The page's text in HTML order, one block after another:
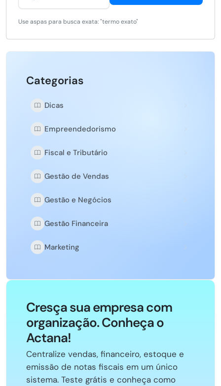
Use aspas para busca exata: "termo exato"
Categorias
Dicas
Empreendedorismo
Fiscal e Tributário
Gestão de Vendas
Gestão e Negócios
Gestão Financeira
Marketing
Cresça sua empresa com
organização. Conheça o
Actana!
Centralize vendas, financeiro, estoque e
emissão de notas fiscais em um único
sistema. Teste grátis e conheça como